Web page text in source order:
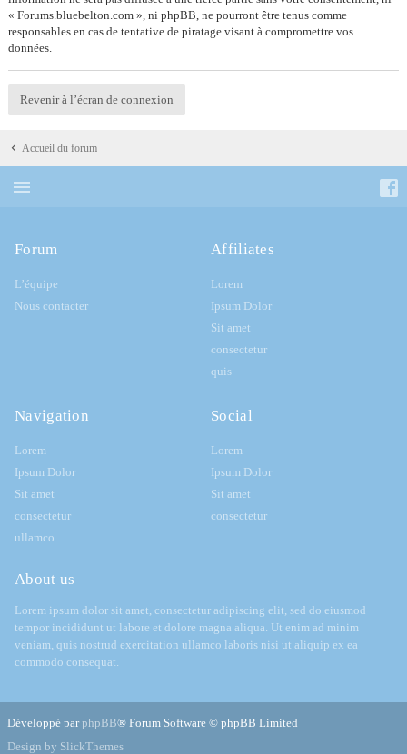
« Forums.bluebelton.com », ni phpBB, ne pourront être tenus comme
responsables en cas de tentative de piratage visant à compromettre vos
données.
Revenir à l’écran de connexion
Accueil du forum
Forum
L’équipe
Nous contacter
Affiliates
Lorem
Ipsum Dolor
Sit amet
consectetur
quis
Navigation
Lorem
Ipsum Dolor
Sit amet
consectetur
ullamco
Social
Lorem
Ipsum Dolor
Sit amet
consectetur
About us
Lorem ipsum dolor sit amet, consectetur adipiscing elit, sed do eiusmod
tempor incididunt ut labore et dolore magna aliqua. Ut enim ad minim
veniam, quis nostrud exercitation ullamco laboris nisi ut aliquip ex ea
commodo consequat.
Développé parphpBB® Forum Software © phpBB Limited
Design by SlickThemes